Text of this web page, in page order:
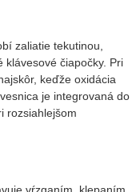
zaliatie tekutinou,
klávesové čiapočky. Pri
keďže oxidácia
je integrovaná do
rozsiahlejšom